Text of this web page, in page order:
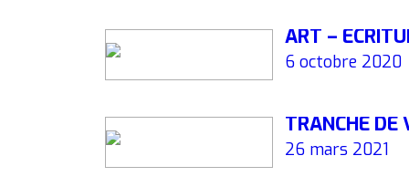
ART –
6 octobre 2020
TRANCHE
26 mars 2021